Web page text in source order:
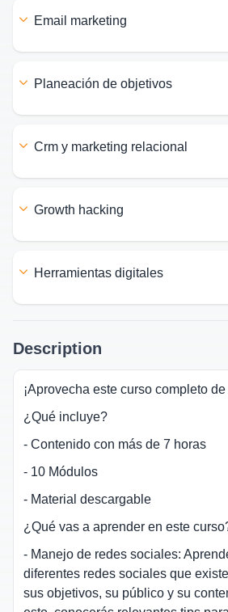
email marketing
planeación de objetivos
crm y marketing relacional
growth hacking
herramientas digitales
Description
¡Aprovecha este curso completo
¿Qué incluye?
- Contenido con más de 7 horas
- 10 Módulos
- Material descargable
¿Qué vas a aprender en este
- Manejo de redes sociales:
diferentes redes sociales que
sus objetivos, su público y su